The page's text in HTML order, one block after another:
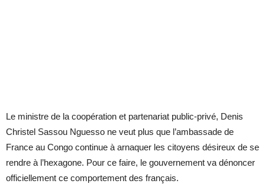
Le ministre de la coopération et partenariat public-privé, Denis
Christel Sassou Nguesso ne veut plus que l’ambassade de
France au Congo continue à arnaquer les citoyens désireux de se
rendre à l’hexagone. Pour ce faire, le gouvernement va dénoncer
officiellement ce comportement des français.